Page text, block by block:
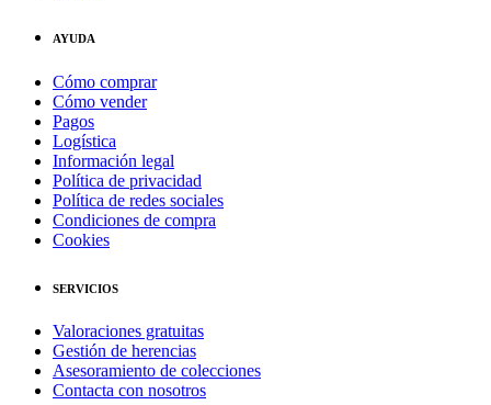
AYUDA
Cómo comprar
Cómo vender
Pagos
Logística
Información legal
Política de privacidad
Política de redes sociales
Condiciones de compra
Cookies
SERVICIOS
Valoraciones gratuitas
Gestión de herencias
Asesoramiento de colecciones
Contacta con nosotros